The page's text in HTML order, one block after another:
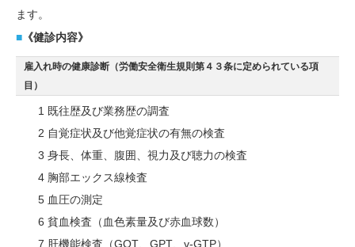
ます。
■ 《健診内容》
雇入れ時の健康診断（労働安全衛生規則第４３条に定められている項
目）
1 既往歴及び業務歴の調査
2 自覚症状及び他覚症状の有無の検査
3 身長、体重、腹囲、視力及び聴力の検査
4 胸部エックス線検査
5 血圧の測定
6 貧血検査（血色素量及び赤血球数）
7 肝機能検査（GOT、GPT、γ-GTP）